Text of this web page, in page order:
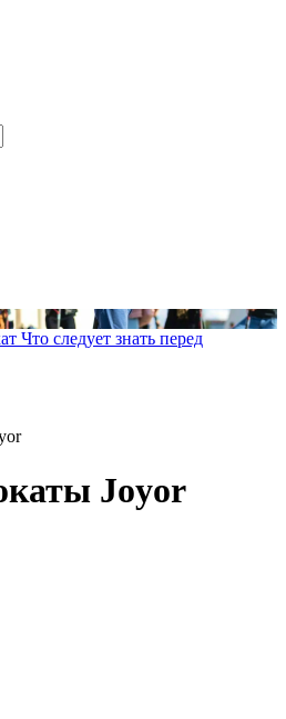
Что следует знать перед
Joyor